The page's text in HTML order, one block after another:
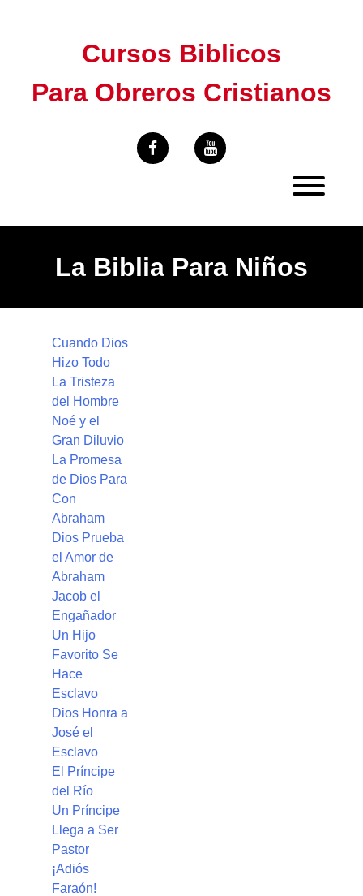
Cursos Biblicos
Para Obreros Cristianos
La Biblia Para Niños
Cuando Dios
Hizo Todo
La Tristeza
del Hombre
Noé y el
Gran Diluvio
La Promesa
de Dios Para
Con
Abraham
Dios Prueba
el Amor de
Abraham
Jacob el
Engañador
Un Hijo
Favorito Se
Hace
Esclavo
Dios Honra a
José el
Esclavo
El Príncipe
del Río
Un Príncipe
Llega a Ser
Pastor
¡Adiós
Faraón!